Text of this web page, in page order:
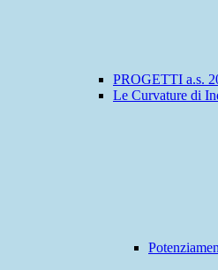
PROGETTI a.s.
Le Curvature di